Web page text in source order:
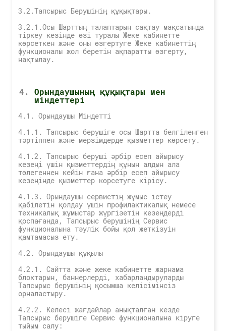
3.2.Тапсырыс Берушінің құқықтары.
3.2.1.Осы Шарттың талаптарын сақтау мақсатында
тіркеу кезінде өзі туралы Жеке кабинетте
көрсеткен және оны өзгертуге Жеке кабинеттің
функционалы жол беретін ақпаратты өзгерту,
нақтылау.
Орындаушының құқықтары мен
міндеттері
4.1. Орындаушы Міндетті
4.1.1. Тапсырыс берушіге осы Шартта белгіленген
тәртіппен және мерзімдерде қызметтер көрсету.
4.1.2. Тапсырыс беруші әрбір есеп айырысу
кезеңі үшін қызметтердің құнын алдын ала
төлегеннен кейін ғана әрбір есеп айырысу
кезеңінде қызметтер көрсетуге кірісу.
4.1.3. Орындаушы сервистің жұмыс істеу
қабілетін қолдау үшін профилактикалық немесе
техникалық жұмыстар жүргізетін кезеңдерді
қоспағанда, Тапсырыс берушінің Сервис
функционалына тәулік бойы қол жеткізуін
қамтамасыз ету.
4.2. Орындаушы құқылы
4.2.1. Сайтта және жеке кабинетте жарнама
блоктарын, баннерлерді, хабарландыруларды
Тапсырыс берушінің қосымша келісімінсіз
орналастыру.
4.2.2. Келесі жағдайлар анықталған кезде
Тапсырыс берушіге Сервис функционалына кіруге
тыйым салу: